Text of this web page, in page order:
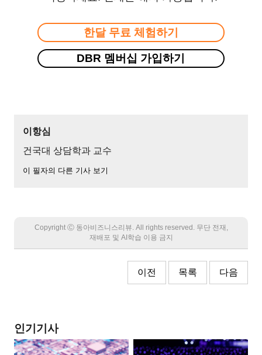
한달 무료 체험하기
DBR 멤버십 가입하기
이항심
건국대 상담학과 교수
이 필자의 다른 기사 보기
Copyright Ⓒ 동아비즈니스리뷰. All rights reserved. 무단 전재,
재배포 및 AI학습 이용 금지
이전 목록 다음
인기기사